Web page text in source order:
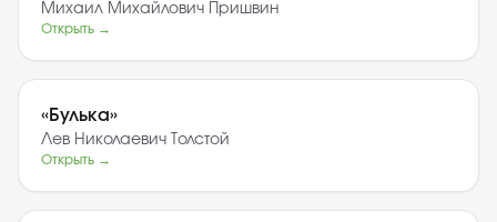
Михаил Михайлович Пришвин
Открыть →
«Булька»
Лев Николаевич Толстой
Открыть →